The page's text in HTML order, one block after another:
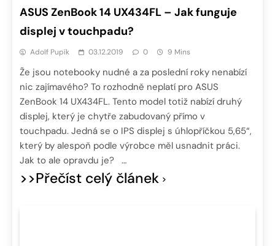
ASUS ZenBook 14 UX434FL – Jak funguje
displej v touchpadu?
Adolf Pupík 03.12.2019 0 9 Mins
Že jsou notebooky nudné a za poslední roky nenabízí
nic zajímavého? To rozhodně neplatí pro ASUS
ZenBook 14 UX434FL. Tento model totiž nabízí druhý
displej, který je chytře zabudovaný přímo v
touchpadu. Jedná se o IPS displej s úhlopříčkou 5,65“,
který by alespoň podle výrobce měl usnadnit práci.
Jak to ale opravdu je? …
>>Přečíst celý článek